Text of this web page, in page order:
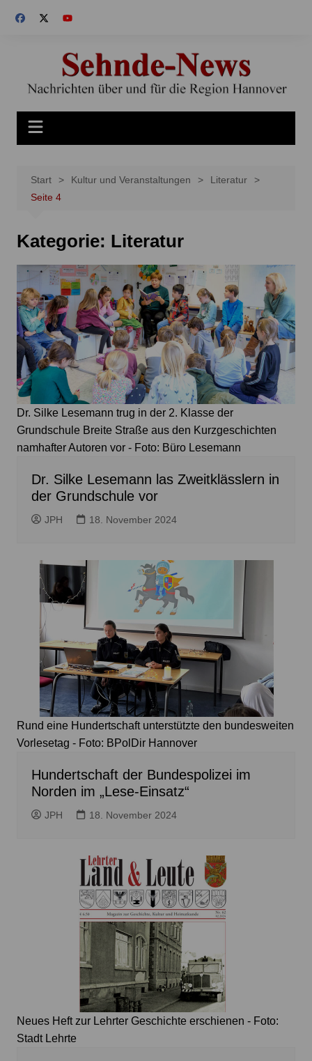
Inhalt
Start Kultur und Veranstaltungen
Literatur
Seite 4
Kategorie: Literatur
Dr. Silke Lesemann trug in der 2. Klasse der
Grundschule Breite Straße aus den Kurzgeschichten
namhafter Autoren vor - Foto: Büro Lesemann
Dr. Silke Lesemann las Zweitklässlern in
der Grundschule vor
JPH 18. November 2024
Rund eine Hundertschaft unterstützte den bundesweiten
Vorlesetag - Foto: BPolDir Hannover
Hundertschaft der Bundespolizei im
Norden im „Lese-Einsatz“
JPH 18. November 2024
Neues Heft zur Lehrter Geschichte erschienen - Foto:
Stadt Lehrte